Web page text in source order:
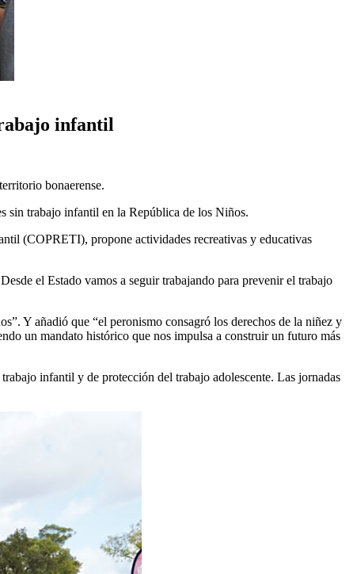
infantil
bonaerense.
sin trabajo infantil en la República de los Niños.
(COPRETI), propone actividades recreativas y educativas
el Estado vamos a seguir trabajando para prevenir el trabajo
Y añadió que “el peronismo consagró los derechos de la niñez y
un mandato histórico que nos impulsa a construir un futuro más
infantil y de protección del trabajo adolescente. Las jornadas